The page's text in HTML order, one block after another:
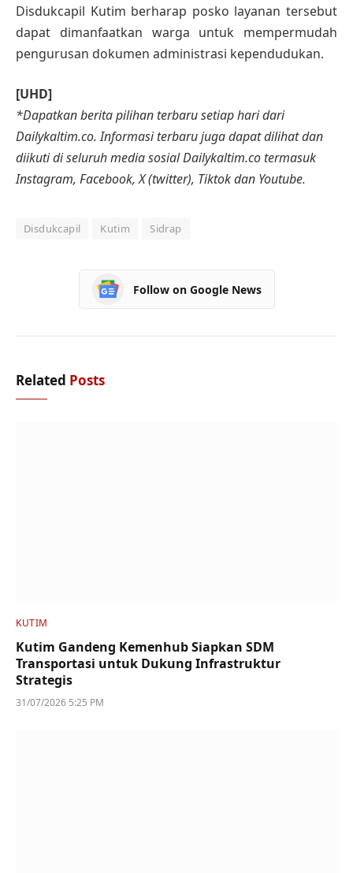
Disdukcapil Kutim berharap posko layanan tersebut
dapat dimanfaatkan warga untuk mempermudah
pengurusan dokumen administrasi kependudukan.
[UHD]
*Dapatkan berita pilihan terbaru setiap hari dari
Dailykaltim.co. Informasi terbaru juga dapat dilihat dan
diikuti di seluruh media sosial Dailykaltim.co termasuk
Instagram, Facebook, X (twitter), Tiktok dan Youtube.
Disdukcapil Kutim Sidrap
Follow on Google News
Related Posts
KUTIM
Kutim Gandeng Kemenhub Siapkan SDM
Transportasi untuk Dukung Infrastruktur
Strategis
31/07/2026 5:25 PM